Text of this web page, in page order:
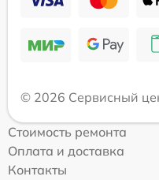
© 2026 Сервисный
Стоимость ремонта
Оплата и доставка
Контакты